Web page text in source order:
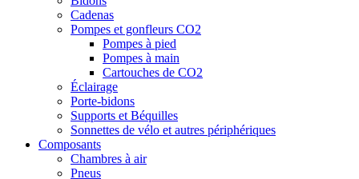
Cadenas
Pompes et gonfleurs CO2
Pompes à pied
Pompes à main
Cartouches de CO2
Éclairage
Porte-bidons
Supports et Béquilles
Sonnettes de vélo et autres périphériques
Composants
Chambres à air
Pneus